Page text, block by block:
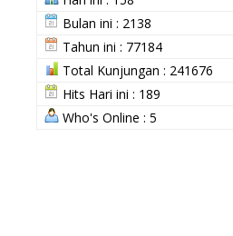
Bulan ini : 2138
Tahun ini : 77184
Total Kunjungan : 241676
Hits Hari ini : 189
Who's Online : 5